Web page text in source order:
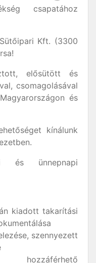
csapatához
Kft. (3300
elősütött és
csomagolásával
és
kínálunk
és ünnepnapi
kiadott takarítási
szennyezett
hozzáférhető